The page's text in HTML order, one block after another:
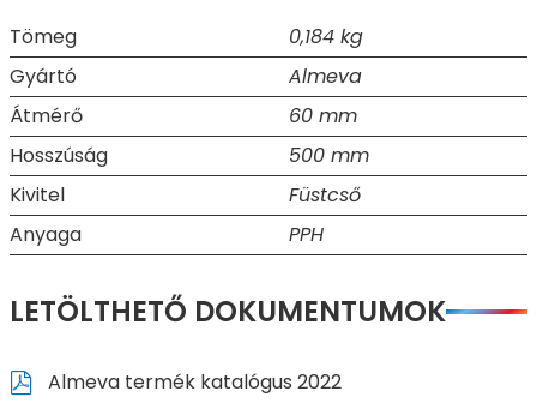
Tömeg
0,184 kg
Gyártó
Almeva
Átmérő
60 mm
Hosszúság
500 mm
Kivitel
Füstcső
Anyaga
PPH
LETÖLTHETŐ DOKUMENTUMOK
Almeva termék katalógus 2022